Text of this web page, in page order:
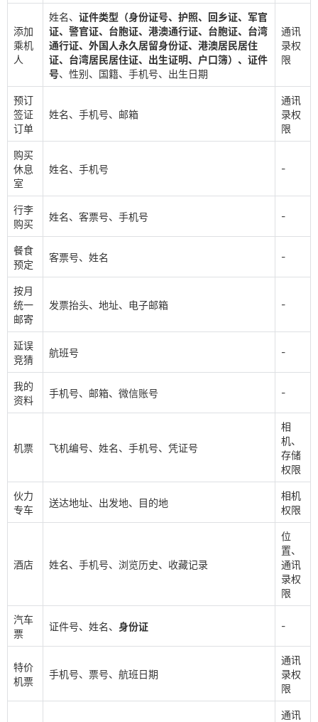
添加
乘机
人
姓名、 证件类型（身份证号、护照、回乡证、军官
证、警官证、台胞证、港澳通行证、台胞证、台湾
通行证、外国人永久居留身份证、港澳居民居住
证、台湾居民居住证、出生证明、户口簿）、证件
号、性别、国籍、手机号、出生日期
通讯
录权
限
预订
签证
订单
姓名、手机号、邮箱
通讯
录权
限
购买
休息
室
姓名、手机号 -
行李
购买
姓名、客票号、手机号 -
餐食
预定
客票号、姓名 -
按月
统一
邮寄
发票抬头、地址、电子邮箱 -
延误
竞猜
航班号 -
我的
资料
手机号、邮箱、微信账号 -
机票 飞机编号、姓名、手机号、凭证号
相
机、
存储
权限
伙力
专车
送达地址、出发地、目的地
相机
权限
酒店 姓名、手机号、浏览历史、收藏记录
位
置、
通讯
录权
限
汽车
票
证件号、姓名、 身份证 -
特价
机票
手机号、票号、航班日期
通讯
录权
限
通讯